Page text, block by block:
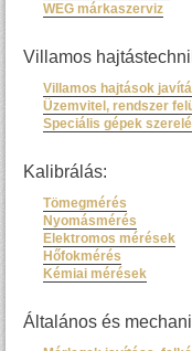
WEG márkaszerviz
Villamos
Villamos hajtások
Üzemvitel, rendszer
Speciális gépek
Kalibrálás:
Tömegmérés
Nyomásmérés
Elektromos mérések
Hőfokmérés
Kémiai mérések
Általános és